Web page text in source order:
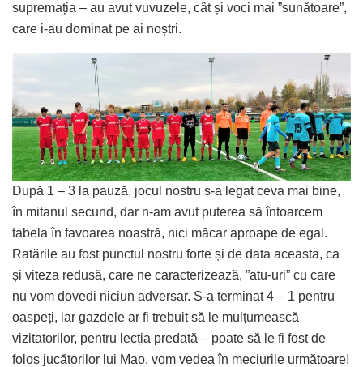
supremația – au avut vuvuzele, cât și voci mai ”sunătoare”,
care i-au dominat pe ai noștri.
După 1 – 3 la pauză, jocul nostru s-a legat ceva mai bine,
în mitanul secund, dar n-am avut puterea să întoarcem
tabela în favoarea noastră, nici măcar aproape de egal.
Ratările au fost punctul nostru forte și de data aceasta, ca
și viteza redusă, care ne caracterizează, ”atu-uri” cu care
nu vom dovedi niciun adversar. S-a terminat 4 – 1 pentru
oaspeți, iar gazdele ar fi trebuit să le mulțumească
vizitatorilor, pentru lecția predată – poate să le fi fost de
folos jucătorilor lui Mao, vom vedea în meciurile următoare!